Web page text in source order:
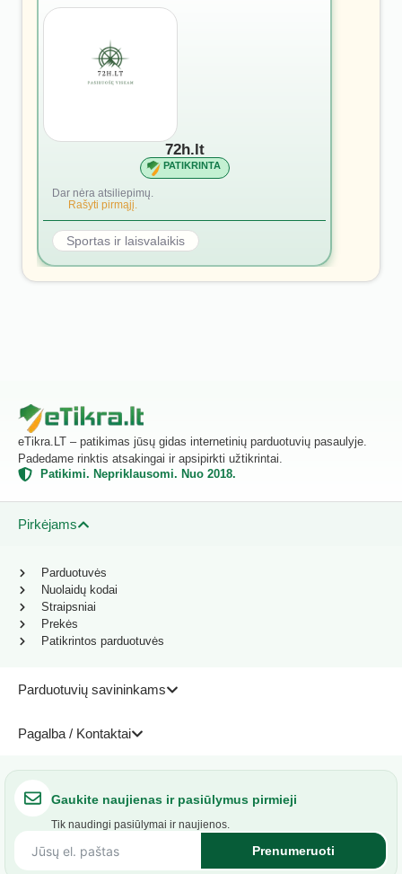
72h.lt
PATIKRINTA
Dar nėra atsiliepimų.
Rašyti pirmąjį.
Sportas ir laisvalaikis
eTikra.LT – patikimas jūsų gidas internetinių parduotuvių pasaulyje.
Padedame rinktis atsakingai ir apsipirkti užtikrintai.
Patikimi. Nepriklausomi. Nuo 2018.
Pirkėjams
Parduotuvių savininkams
Pagalba / Kontaktai
Parduotuvės
Nuolaidų kodai
Straipsniai
Prekės
Patikrintos parduotuvės
Gaukite naujienas ir pasiūlymus pirmieji
Tik naudingi pasiūlymai ir naujienos.
Prenumeruoti